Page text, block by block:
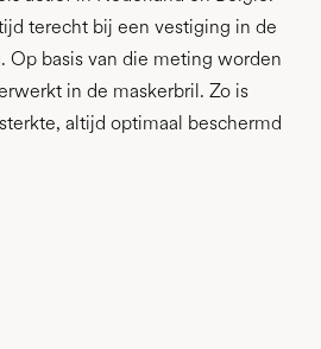
terecht bij een vestiging in de
Op basis van die meting worden
in de maskerbril. Zo is
altijd optimaal beschermd